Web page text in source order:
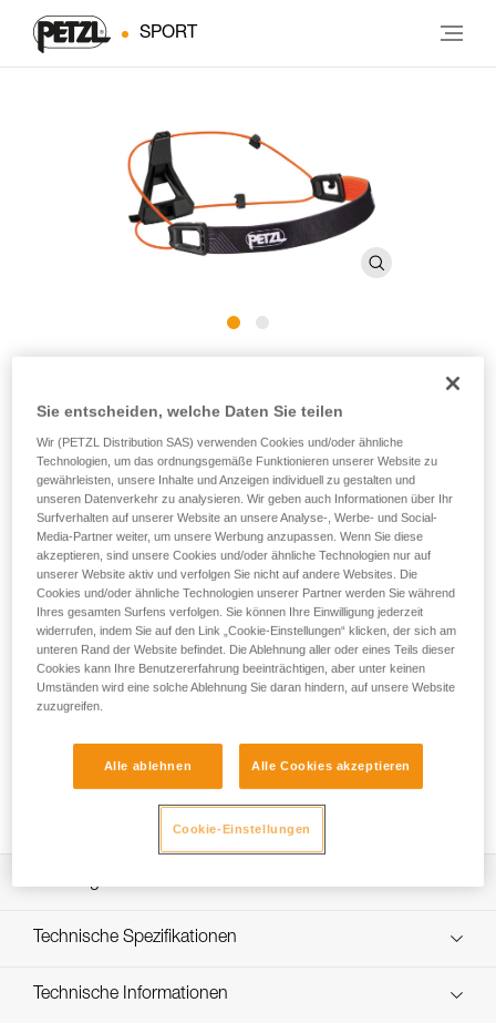
SPORT
Ersatzkopfband für NAO RL-Stirnlampen
Ersatzkopfband für NAO RL-Stirnlampen.
How to replace the headband on my NAO
RL headlamp
Leistungsverzeichnis
Geeignet für die Stirnlampe NAO RL (E105AA00).
Technische Spezifikationen
Zugrundeliegende Spezifikationen
Technische Informationen
Sie entscheiden, welche Daten Sie teilen
Wir (PETZL Distribution SAS) verwenden Cookies und/oder ähnliche
Technologien, um das ordnungsgemäße Funktionieren unserer Website zu
gewährleisten, unsere Inhalte und Anzeigen individuell zu gestalten und
unseren Datenverkehr zu analysieren. Wir geben auch Informationen über Ihr
Surfverhalten auf unserer Website an unsere Analyse-, Werbe- und Social-
Media-Partner weiter, um unsere Werbung anzupassen. Wenn Sie diese
akzeptieren, sind unsere Cookies und/oder ähnliche Technologien nur auf
unserer Website aktiv und verfolgen Sie nicht auf andere Websites. Die
Cookies und/oder ähnliche Technologien unserer Partner werden Sie während
Ihres gesamten Surfens verfolgen. Sie können Ihre Einwilligung jederzeit
widerrufen, indem Sie auf den Link „Cookie-Einstellungen“ klicken, der sich am
unteren Rand der Website befindet. Die Ablehnung aller oder eines Teils dieser
Cookies kann Ihre Benutzererfahrung beeinträchtigen, aber unter keinen
Umständen wird eine solche Ablehnung Sie daran hindern, auf unsere Website
zuzugreifen.
Alle ablehnen Alle Cookies akzeptieren
Cookie-Einstellungen